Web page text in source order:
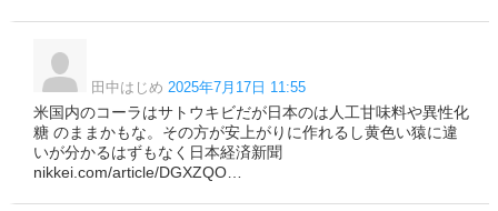
田中はじめ 2025年7月17日 11:55
米国内のコーラはサトウキビだが日本のは人工甘味料や異性化
糖 のままかもな。その方が安上がりに作れるし黄色い猿に違
いが分かるはずもなく日本経済新聞
nikkei.com/article/DGXZQO…